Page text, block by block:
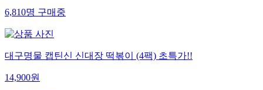
6,810명 구매중
대구명물 캡틴신 신대장 떡볶이 (4팩) 초특가!!
14,900원